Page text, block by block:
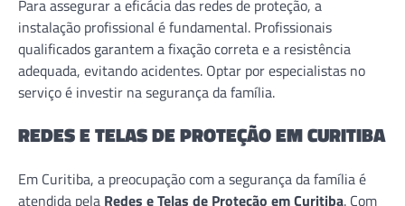
Para assegurar a eficácia das redes de proteção, a
instalação profissional é fundamental. Profissionais
qualificados garantem a fixação correta e a resistência
adequada, evitando acidentes. Optar por especialistas no
serviço é investir na segurança da família.
REDES E TELAS DE PROTEÇÃO EM CURITIBA
Em Curitiba, a preocupação com a segurança da família é
atendida pela Redes e Telas de Proteção em Curitiba. Com